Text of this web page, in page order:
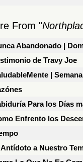
From "
Abandonado |
de Travy Joe
|
Para los Días
Enfrento los
Antídoto a Nuestro